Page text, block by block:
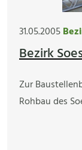
31.05.2005
Bezirk
Zur
Rohbau des